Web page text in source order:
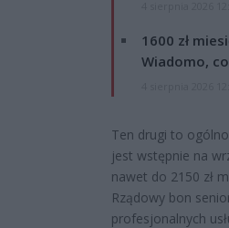
1600 zł
Wiadomo,
Ten drugi to
jest wstępnie na
nawet do 2150 zł
Rządowy bon
profesjonalnych